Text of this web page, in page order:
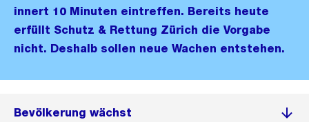
innert 10 Minuten eintreffen. Bereits heute
erfüllt Schutz & Rettung Zürich die Vorgabe
nicht. Deshalb sollen neue Wachen entstehen.
Bevölkerung wächst